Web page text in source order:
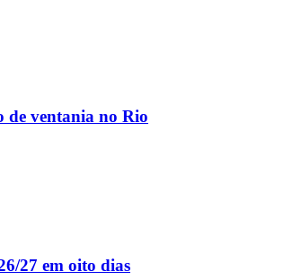
de ventania no Rio
27 em oito dias